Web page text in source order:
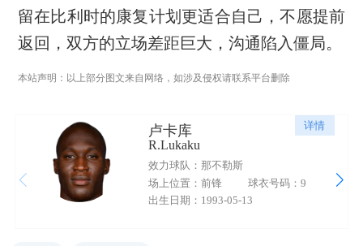
留在比利时的康复计划更适合自己，不愿提前
返回，双方的立场差距巨大，沟通陷入僵局。
本站声明：以上部分图文来自网络，如涉及侵权请联系平台删除
详情
卢卡库
R.Lukaku
效力球队：那不勒斯
场上位置：前锋
球衣号码：9
出生日期：1993-05-13